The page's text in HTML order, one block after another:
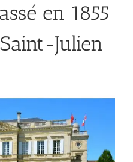
en 1855
Julien